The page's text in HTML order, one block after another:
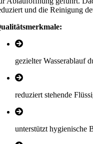
und die Reinigung
gezielter Wasserablauf
reduziert stehende
unterstützt hygienische